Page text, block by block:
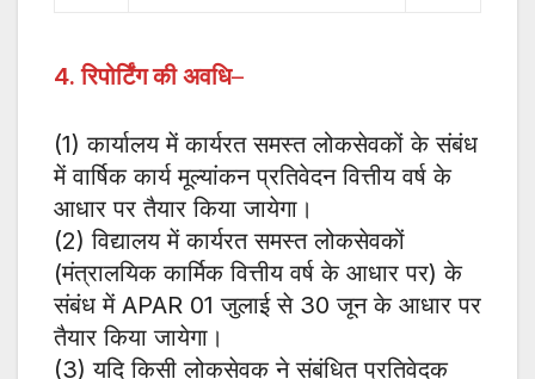
4. रिपोर्टिंग की अवधि–
(1) कार्यालय में कार्यरत समस्त लोकसेवकों के संबंध
में वार्षिक कार्य मूल्यांकन प्रतिवेदन वित्तीय वर्ष के
आधार पर तैयार किया जायेगा।
(2) विद्यालय में कार्यरत समस्त लोकसेवकों
(मंत्रालयिक कार्मिक वित्तीय वर्ष के आधार पर) के
संबंध में APAR 01 जुलाई से 30 जून के आधार पर
तैयार किया जायेगा।
(3) यदि किसी लोकसेवक ने संबंधित प्रतिवेदक